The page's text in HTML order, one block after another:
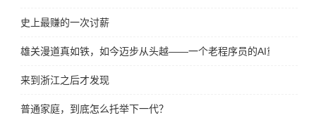
史上最赚的一次讨薪
雄关漫道真如铁，如今迈步从头越——一个老程序员的AI重生宣言
来到浙江之后才发现
普通家庭，到底怎么托举下一代？